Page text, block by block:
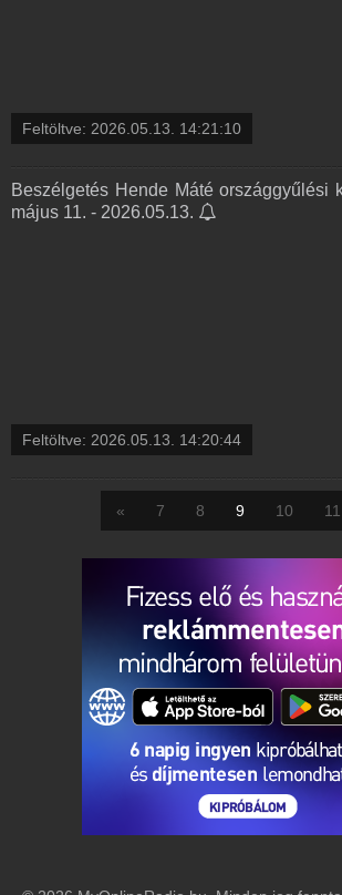
Feltöltve: 2026.05.13. 14:21:10
Beszélgetés Hende Máté országgyűlési
május 11. - 2026.05.13.
Feltöltve: 2026.05.13. 14:20:44
« 7 8 9 10 11